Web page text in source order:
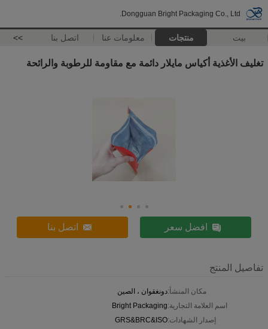
Dongguan Bright Packaging Co., Ltd.
بيت منتجات معلومات عنا اتصل بنا >>
تغليف الأغذية أكياس مايلار دائمة مع مقاومة للرطوبة والرائحة
افضل سعر اتصل بنا
تفاصيل المنتج
مكان المنشأ:دونغقوان ، الصين
اسم العلامة التجارية:Bright Packaging
إصدار الشهادات:GRS&BRC&ISO